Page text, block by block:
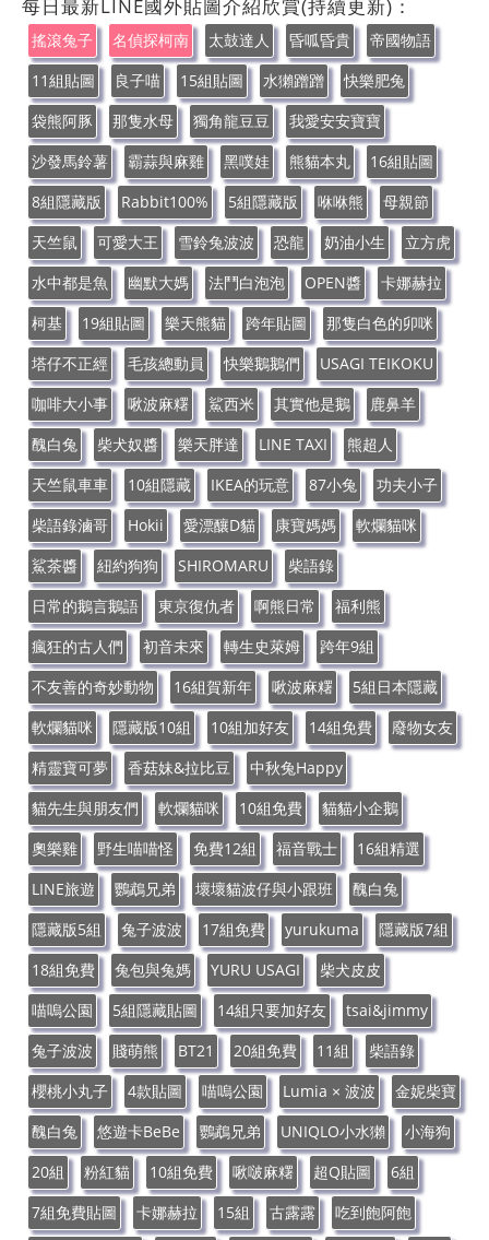
每日最新LINE國外貼圖介紹欣賞(持續更新)：
搖滾兔子 名偵探柯南 太鼓達人 昏呱昏貴
帝國物語
11組貼圖
良子喵 15組貼圖 水獺蹭蹭
快樂肥兔
袋熊阿豚
那隻水母 獨角龍豆豆
我愛安安寶寶
沙發馬鈴薯
霸蒜與麻雞 黑噗娃 熊貓本丸
16組貼圖
8組隱藏版
Rabbit100% 5組隱藏版 咻咻熊
母親節
天竺鼠
可愛大王 雪鈴兔波波 恐龍 奶油小生
立方虎
水中都是魚
幽默大媽 法鬥白泡泡 OPEN醬
卡娜赫拉
柯基
19組貼圖 樂天熊貓 跨年貼圖
那隻白色的卯咪
塔仔不正經
毛孩總動員 快樂鵝鵝們
USAGI TEIKOKU
咖啡大小事
啾波麻糬 鯊西米 其實他是鵝
鹿鼻羊
醜白兔
柴犬奴醬 樂天胖達 LINE TAXI
熊超人
天竺鼠車車
10組隱藏 IKEA的玩意 87小兔
功夫小子
柴語錄滷哥
Hokii 愛漂釀D貓 康寶媽媽
軟爛貓咪
鯊茶醬
紐約狗狗 SHIROMARU
柴語錄
日常的鵝言鵝語
東京復仇者 啊熊日常
福利熊
瘋狂的古人們
初音未來 轉生史萊姆
跨年9組
不友善的奇妙動物
16組賀新年 啾波麻糬
5組日本隱藏
軟爛貓咪
隱藏版10組 10組加好友 14組免費
廢物女友
精靈寶可夢
香菇妹&拉比豆
中秋兔Happy
貓先生與朋友們
軟爛貓咪 10組免費
貓貓小企鵝
奧樂雞
野生喵喵怪 免費12組 福音戰士
16組精選
LINE旅遊
鸚鵡兄弟 壞壞貓波仔與小跟班
醜白兔
隱藏版5組
兔子波波 17組免費 yurukuma
隱藏版7組
18組免費
兔包與兔媽 YURU USAGI
柴犬皮皮
喵嗚公園
5組隱藏貼圖 14組只要加好友
tsai&jimmy
兔子波波
賤萌熊 BT21 20組免費 11組
柴語錄
櫻桃小丸子
4款貼圖 喵嗚公園 Lumia × 波波
金妮柴寶
醜白兔
悠遊卡BeBe 鸚鵡兄弟 UNIQLO小水獺
小海狗
20組
粉紅貓 10組免費 啾啵麻糬 超Q貼圖
6組
7組免費貼圖
卡娜赫拉 15組 古露露
吃到飽阿飽